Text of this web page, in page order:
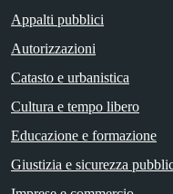
Appalti pubblici
Autorizzazioni
Catasto e urbanistica
Cultura e tempo libero
Educazione e formazione
Giustizia e sicurezza